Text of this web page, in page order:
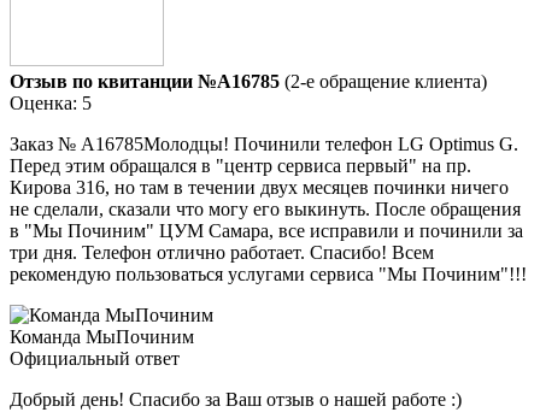
Отзыв по квитанции №A16785 (2-е обращение клиента)
Оценка: 5
Заказ № А16785Молодцы! Починили телефон LG Optimus G.
Перед этим обращался в "центр сервиса первый" на пр.
Кирова 316, но там в течении двух месяцев починки ничего
не сделали, сказали что могу его выкинуть. После обращения
в "Мы Починим" ЦУМ Самара, все исправили и починили за
три дня. Телефон отлично работает. Спасибо! Всем
рекомендую пользоваться услугами сервиса "Мы Починим"!!!
Команда МыПочиним
Официальный ответ
Добрый день! Спасибо за Ваш отзыв о нашей работе :)